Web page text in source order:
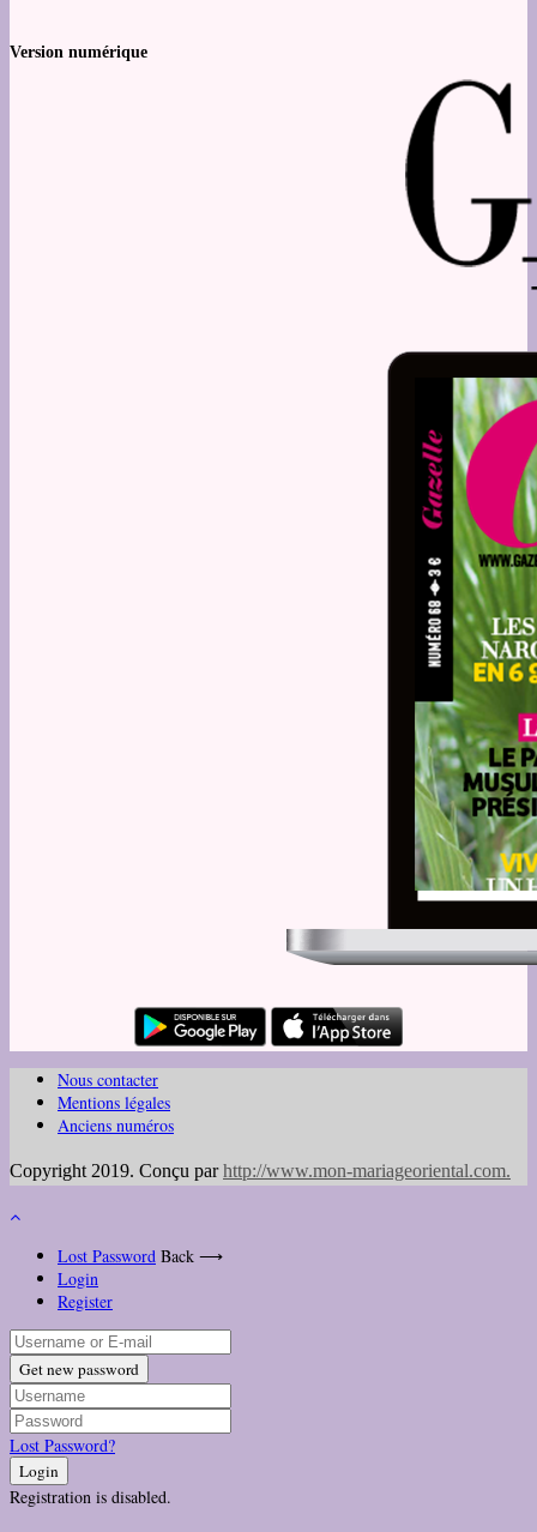
Version numérique
Nous contacter
Mentions légales
Anciens numéros
Copyright 2019. Conçu parhttp://www.mon-mariageoriental.com.
Lost Password Back ⟶
Login
Register
Get new password
Lost Password?
Login
Registration is disabled.